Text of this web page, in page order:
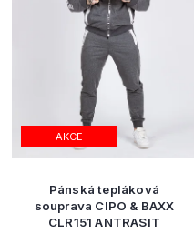
AKCE
Pánská tepláková
souprava CIPO & BAXX
CLR151 ANTRASIT